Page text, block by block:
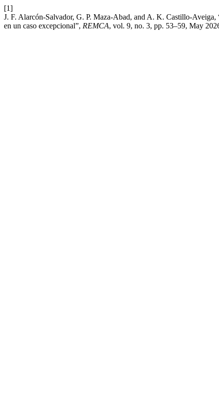
[1]
J. F. Alarcón-Salvador, G. P. Maza-Abad, and A. K. Castillo-Aveiga,
en un caso excepcional”, REMCA, vol. 9, no. 3, pp. 53–59, May